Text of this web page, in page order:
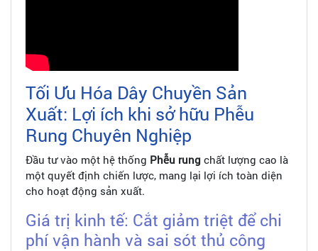
Tối Ưu Hóa Dây Chuyền Sản
Xuất: Lợi ích khi sở hữu Phễu
Rung Chuyên Nghiệp
Đầu tư vào một hệ thống Phễu rung chất lượng cao là
một quyết định chiến lược, mang lại lợi ích toàn diện
cho hoạt động sản xuất.
Giá trị kinh tế: Cắt giảm triệt để chi
phí vận hành và sai sót thủ công